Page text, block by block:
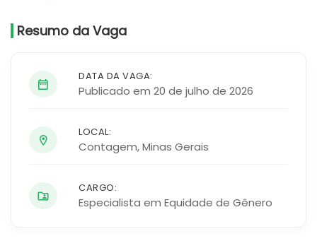
Resumo da Vaga
DATA DA VAGA:
Publicado em 20 de julho de 2026
LOCAL:
Contagem,Minas Gerais
CARGO:
Especialista em Equidade de Gênero